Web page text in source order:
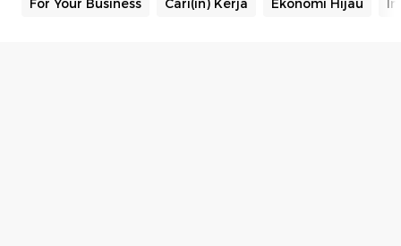
For Your Business Cari(in) Kerja Ekonomi Hijau